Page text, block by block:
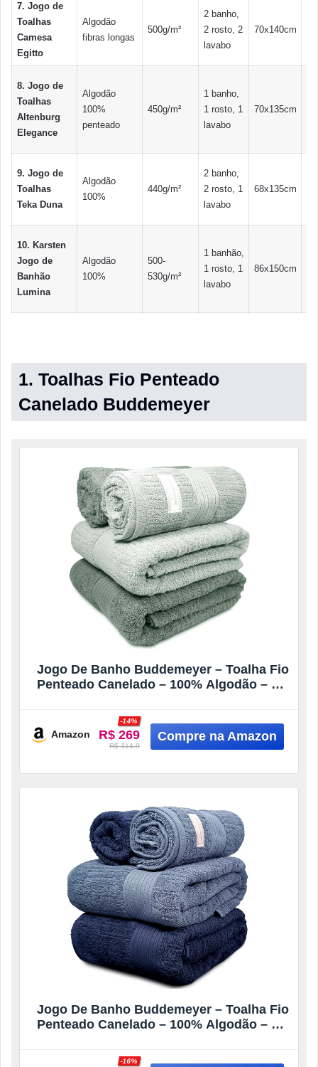
7. Jogo de
Toalhas
Camesa
Egitto
Algodão
fibras longas
500g/m²
2 banho,
2 rosto, 2
lavabo
70x140cm
8. Jogo de
Toalhas
Altenburg
Elegance
Algodão
100%
penteado
450g/m²
1 banho,
1 rosto, 1
lavabo
70x135cm
9. Jogo de
Toalhas
Teka Duna
Algodão
100%
440g/m²
2 banho,
2 rosto, 1
lavabo
68x135cm
10. Karsten
Jogo de
Banhão
Lumina
Algodão
100%
500-
530g/m²
1 banhão,
1 rosto, 1
lavabo
86x150cm
1. Toalhas Fio Penteado
Canelado Buddemeyer
Jogo De Banho Buddemeyer – Toalha Fio
Penteado Canelado – 100% Algodão – Kit
1841/1836)
Amazon R$ 269
-14%
R$ 314.9
Jogo De Banho Buddemeyer – Toalha Fio
Penteado Canelado – 100% Algodão – Kit
-16%